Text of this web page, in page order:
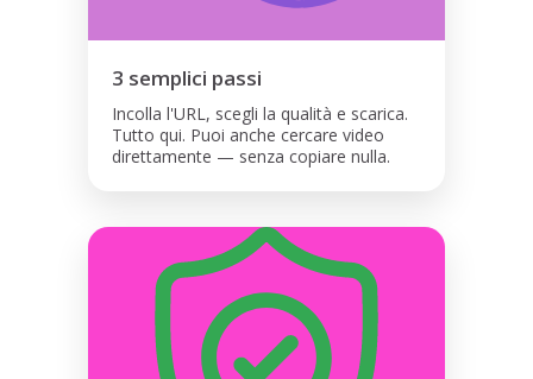
3 semplici passi
Incolla l'URL, scegli la qualità e scarica.
Tutto qui. Puoi anche cercare video
direttamente — senza copiare nulla.